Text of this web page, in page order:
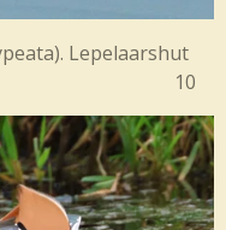
Lepelaarshut
2014 10